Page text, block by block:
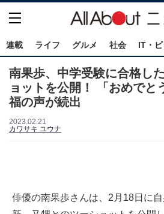
連載 ライフ グルメ 社会 IT・
南果歩、中学受験に合格し
ョットを公開！ 「おめでと
福の声が続出
2023.02.21
カワサキ ユウナ
俳優の南果歩さんは、2月18日に